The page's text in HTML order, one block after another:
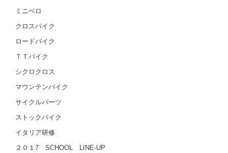
ミニベロ
クロスバイク
ロードバイク
ＴＴバイク
シクロクロス
マウンテンバイク
サイクルパーツ
ストックバイク
イタリア研修
２０１7 SCHOOL LINE-UP